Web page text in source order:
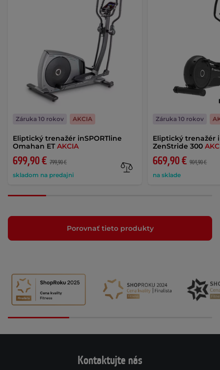
Eliptický trenažér inSPORTline
Omahan ETAKCIA
699,90 € 799,90 €
skladom na predajni
Záruka 10 rokov AKCIA
Eliptický trenažér
ZenStride 300
669,90 € 904,90 €
na sklade
Záruka 10 rokov
Porovnať tieto produkty
Kontaktujte nás